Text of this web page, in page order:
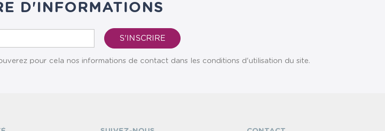
D'INFORMATIONS
pour cela nos informations de contact dans les conditions d'utilisation du site.